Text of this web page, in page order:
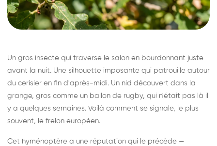
Un gros insecte qui traverse le salon en bourdonnant juste
avant la nuit. Une silhouette imposante qui patrouille autour
du cerisier en fin d'après-midi. Un nid découvert dans la
grange, gros comme un ballon de rugby, qui n'était pas là il
y a quelques semaines. Voilà comment se signale, le plus
souvent, le frelon européen.
Cet hyménoptère a une réputation qui le précède —